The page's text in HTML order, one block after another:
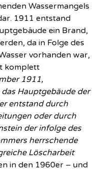
Wassermangels
1911 entstand
ein Brand,
da in Folge des
vorhanden war,
komplett
1911,
Hauptgebäude der
entstand durch
oder durch
der infolge des
herrschende
Löscharbeit
in den 1960er – und